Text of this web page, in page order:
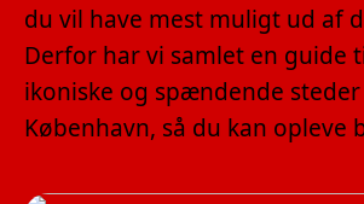
du vil have mest muligt ud af
Derfor har vi samlet en guide
ikoniske og spændende
København, så du kan opleve